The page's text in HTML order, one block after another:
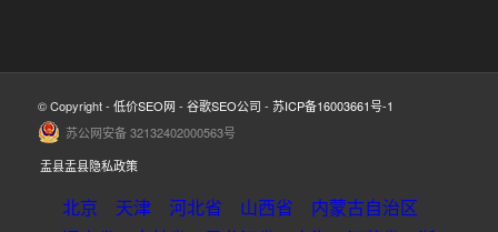
© Copyright - 低价SEO网 - 谷歌SEO公司 - 苏ICP备16003661号-1
苏公网安备 32132402000563号
盂县盂县隐私政策
北京 天津 河北省 山西省
内蒙古自治区